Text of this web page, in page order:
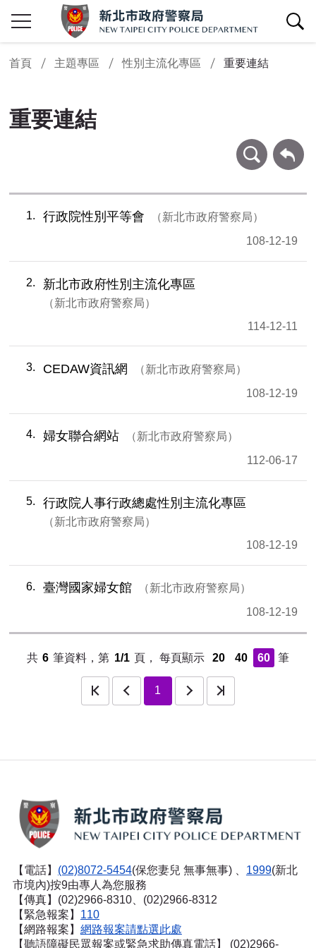
查詢區開關
首頁 主題專區 性別主流化專區 重要連結
重要連結
條件查詢 回上一頁
1 行政院性別平等會
新北市政府警察局
108-12-19
2 新北市政府性別主流化專區
新北市政府警察局
114-12-11
3 CEDAW資訊網
新北市政府警察局
108-12-19
4 婦女聯合網站
新北市政府警察局
112-06-17
5 行政院人事行政總處性別主流化專區
新北市政府警察局
108-12-19
6 臺灣國家婦女館
新北市政府警察局
108-12-19
共 6 筆資料，第 1/1 頁，每頁顯示 20 40 60 筆
1
最後一頁
【電話】 (02)8072-5454(保您妻兒 無事無事) 、 1999(新北
市境內)按9由專人為您服務
【傳真】(02)2966-8310、(02)2966-8312
【緊急報案】 110
【網路報案】 網路報案請點選此處
【聽語障礙民眾報案或緊急求助傳真電話】
(02)2966-